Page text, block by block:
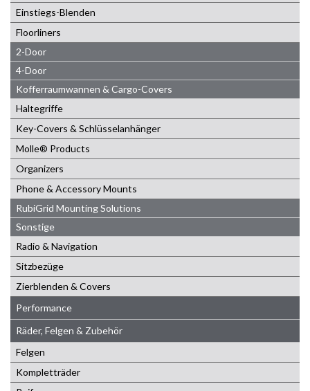
Einstiegs-Blenden
Floorliners
2-Door
4-Door
Kofferraumwannen & Cargo-Covers
Haltegriffe
Key-Covers & Schlüsselanhänger
Molle® Products
Organizers
Phone & Accessory Mounts
RubiGrid Mounting Solutions
Sonstige
Radio & Navigation
Sitzbezüge
Zierblenden & Covers
Performance
Räder, Felgen & Zubehör
Felgen
Kompletträder